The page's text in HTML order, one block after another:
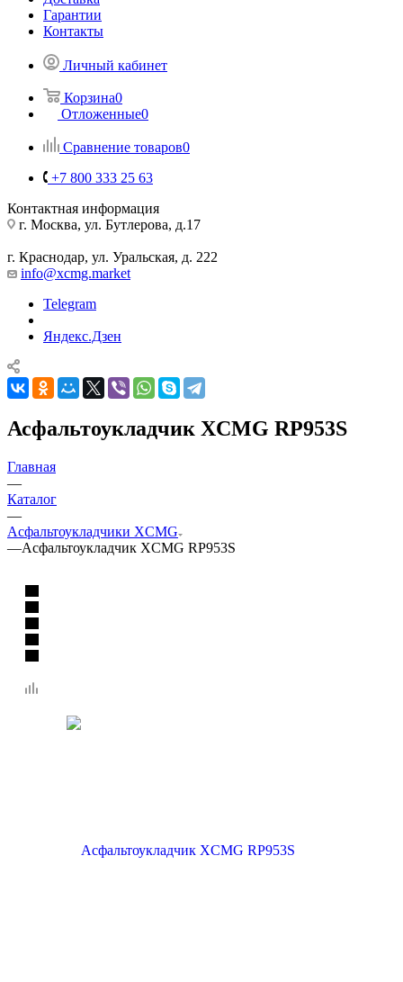
Гарантии
Контакты
Личный кабинет
Корзина0
Отложенные0
Сравнение товаров0
+7 800 333 25 63
Контактная информация
г. Москва, ул. Бутлерова, д.17
г. Краснодар, ул. Уральская, д. 222
info@xcmg.market
Telegram
Яндекс.Дзен
Асфальтоукладчик XCMG RP953S
Главная
—
Каталог
—
Асфальтоукладчики XCMG
—Асфальтоукладчик XCMG RP953S